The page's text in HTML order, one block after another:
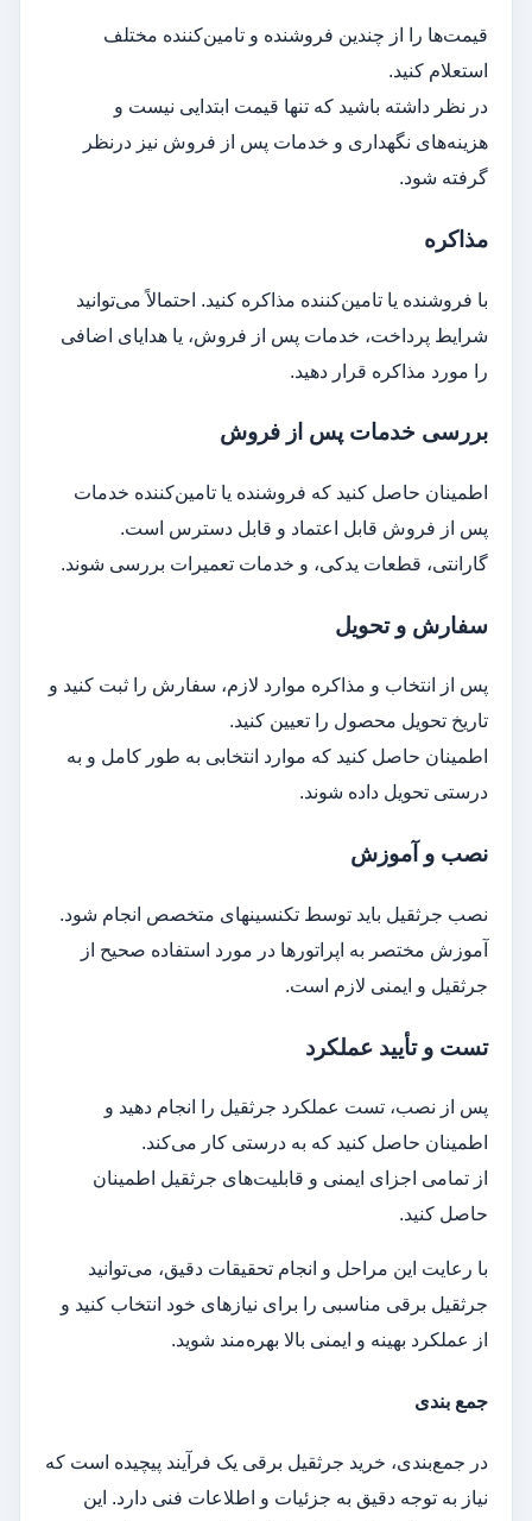
قیمت‌ها را از چندین فروشنده و تامین‌کننده مختلف
استعلام کنید.
در نظر داشته باشید که تنها قیمت ابتدایی نیست و
هزینه‌های نگهداری و خدمات پس از فروش نیز درنظر
گرفته شود.
مذاکره
با فروشنده یا تامین‌کننده مذاکره کنید. احتمالاً می‌توانید
شرایط پرداخت، خدمات پس از فروش، یا هدایای اضافی
را مورد مذاکره قرار دهید.
بررسی خدمات پس از فروش
اطمینان حاصل کنید که فروشنده یا تامین‌کننده خدمات
پس از فروش قابل اعتماد و قابل دسترس است.
گارانتی، قطعات یدکی، و خدمات تعمیرات بررسی شوند.
سفارش و تحویل
پس از انتخاب و مذاکره موارد لازم، سفارش را ثبت کنید و
تاریخ تحویل محصول را تعیین کنید.
اطمینان حاصل کنید که موارد انتخابی به طور کامل و به
درستی تحویل داده شوند.
نصب و آموزش
نصب جرثقیل باید توسط تکنسینهای متخصص انجام شود.
آموزش مختصر به اپراتورها در مورد استفاده صحیح از
جرثقیل و ایمنی لازم است.
تست و تأیید عملکرد
پس از نصب، تست عملکرد جرثقیل را انجام دهید و
اطمینان حاصل کنید که به درستی کار می‌کند.
از تمامی اجزای ایمنی و قابلیت‌های جرثقیل اطمینان
حاصل کنید.
با رعایت این مراحل و انجام تحقیقات دقیق، می‌توانید
جرثقیل برقی مناسبی را برای نیازهای خود انتخاب کنید و
از عملکرد بهینه و ایمنی بالا بهره‌مند شوید.
جمع بندی
در جمع‌بندی، خرید جرثقیل برقی یک فرآیند پیچیده است که
نیاز به توجه دقیق به جزئیات و اطلاعات فنی دارد. این